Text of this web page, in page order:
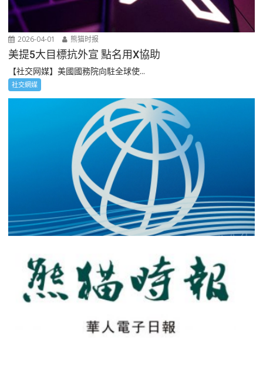
2026-04-01 熊猫时报
美提5大目標抗外宣 點名用X協助
【社交网媒】美國國務院向駐全球使...
社交網媒